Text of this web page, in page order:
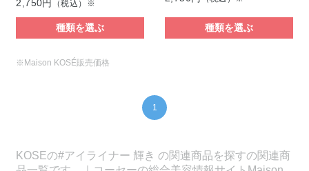
2,750円 （税込）※
種類を選ぶ 種類を選ぶ
※Maison KOSÉ販売価格
1
KOSEの#アイライナー 輝き の関連商品を探すの関連商